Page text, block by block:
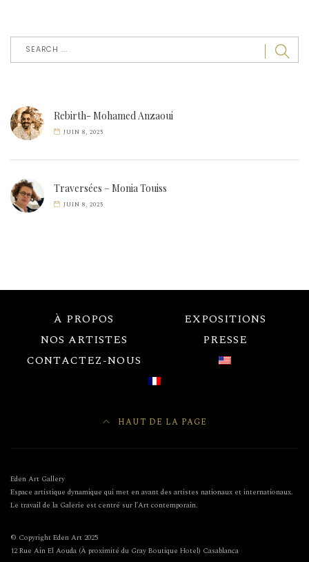
Rebirth- Mohamed Anzaoui
JUIN 8, 2025
Traversées – Monia Touiss
JUIN 8, 2025
À PROPOS
EXPOSITIONS
NOS ARTISTES
PRESSE
CONTACTEZ-NOUS
HAUT DE LA PAGE
Eden Art Gallery
Espace artistique dynamique qui met en avant des artistes nationaux et internationaux.
Le travail de la Galerie est centré sur l’Art contemporain.
© Copyright Eden Art 2025
12 Rue Ain El Aouda (À proximité du Gray Boutique Hotel) Casablanca